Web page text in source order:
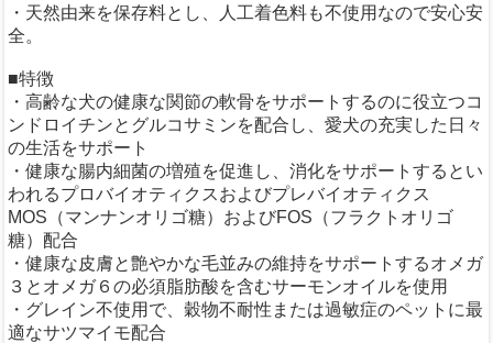
・天然由来を保存料とし、人工着色料も不使用なので安心安
全。
■特徴
・高齢な犬の健康な関節の軟骨をサポートするのに役立つコ
ンドロイチンとグルコサミンを配合し、愛犬の充実した日々
の生活をサポート
・健康な腸内細菌の増殖を促進し、消化をサポートするとい
われるプロバイオティクスおよびプレバイオティクス
MOS（マンナンオリゴ糖）およびFOS（フラクトオリゴ
糖）配合
・健康な皮膚と艶やかな毛並みの維持をサポートするオメガ
３とオメガ６の必須脂肪酸を含むサーモンオイルを使用
・グレイン不使用で、穀物不耐性または過敏症のペットに最
適なサツマイモ配合